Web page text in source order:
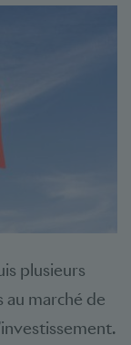
plusieurs
au marché de